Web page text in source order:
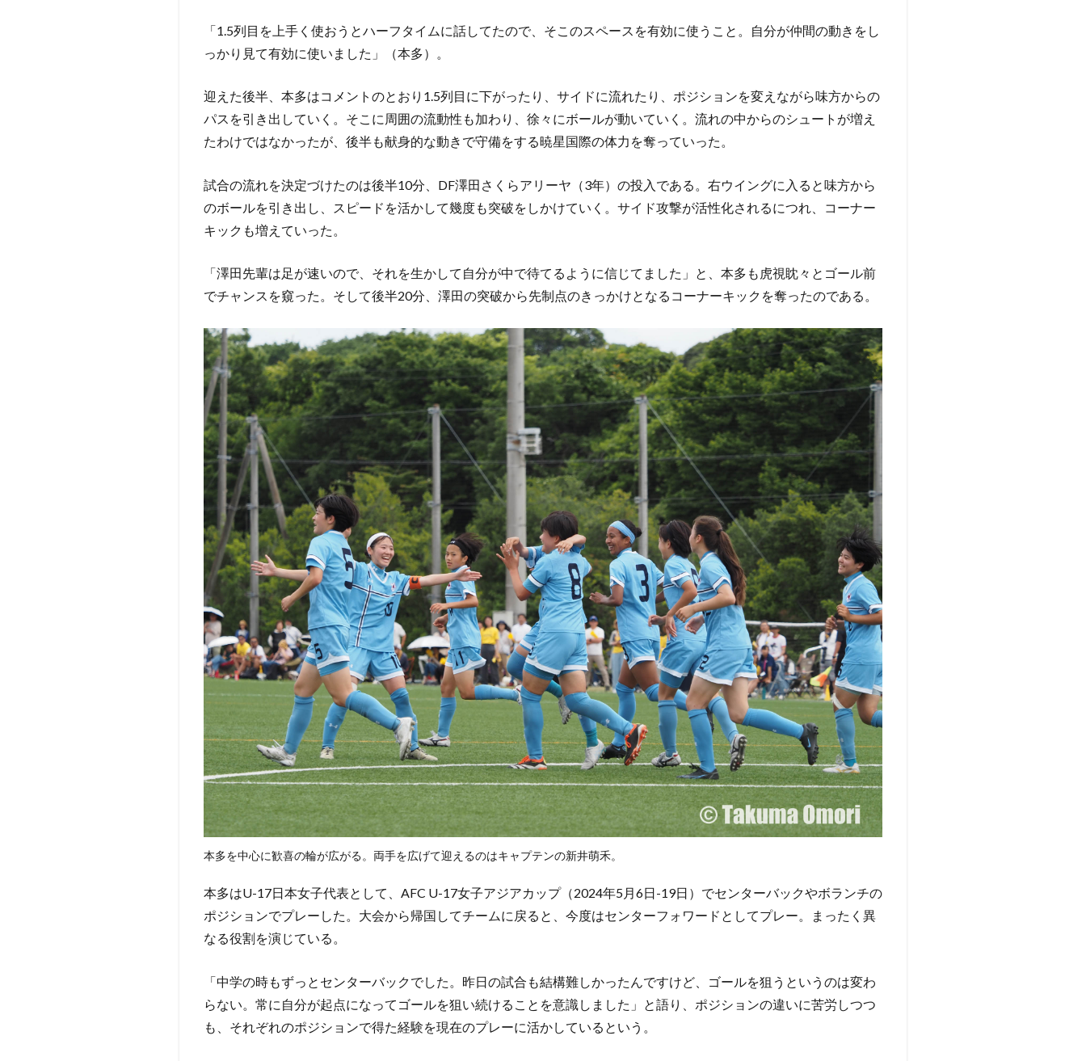
「1.5列目を上手く使おうとハーフタイムに話してたので、そこのスペースを有効に使うこと。自分が仲間の動きをし
っかり見て有効に使いました」（本多）。
迎えた後半、本多はコメントのとおり1.5列目に下がったり、サイドに流れたり、ポジションを変えながら味方からの
パスを引き出していく。そこに周囲の流動性も加わり、徐々にボールが動いていく。流れの中からのシュートが増え
たわけではなかったが、後半も献身的な動きで守備をする暁星国際の体力を奪っていった。
試合の流れを決定づけたのは後半10分、DF澤田さくらアリーヤ（3年）の投入である。右ウイングに入ると味方から
のボールを引き出し、スピードを活かして幾度も突破をしかけていく。サイド攻撃が活性化されるにつれ、コーナー
キックも増えていった。
「澤田先輩は足が速いので、それを生かして自分が中で待てるように信じてました」と、本多も虎視眈々とゴール前
でチャンスを窺った。そして後半20分、澤田の突破から先制点のきっかけとなるコーナーキックを奪ったのである。
本多を中心に歓喜の輪が広がる。両手を広げて迎えるのはキャプテンの新井萌禾。
本多はU-17日本女子代表として、AFC U-17女子アジアカップ（2024年5月6日-19日）でセンターバックやボランチの
ポジションでプレーした。大会から帰国してチームに戻ると、今度はセンターフォワードとしてプレー。まったく異
なる役割を演じている。
「中学の時もずっとセンターバックでした。昨日の試合も結構難しかったんですけど、ゴールを狙うというのは変わ
らない。常に自分が起点になってゴールを狙い続けることを意識しました」と語り、ポジションの違いに苦労しつつ
も、それぞれのポジションで得た経験を現在のプレーに活かしているという。